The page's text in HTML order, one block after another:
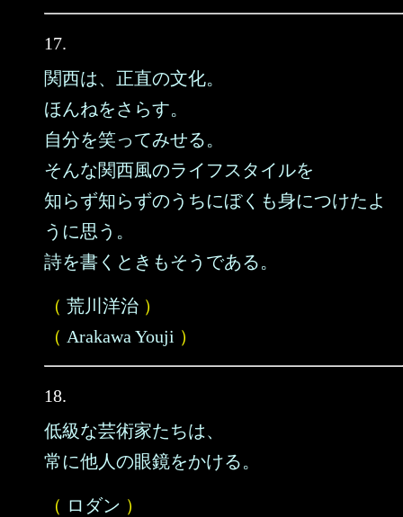
17.
関西は、正直の文化。
ほんねをさらす。
自分を笑ってみせる。
そんな関西風のライフスタイルを
知らず知らずのうちにぼくも身につけたよ
うに思う。
詩を書くときもそうである。
（ 荒川洋治 ）
（ Arakawa Youji ）
18.
低級な芸術家たちは、
常に他人の眼鏡をかける。
（ ロダン ）